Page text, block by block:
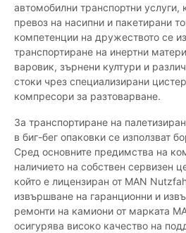
автомобилни транспортни услуги,
превоз на насипни и пакетирани
компетенции на дружеството се
транспортиране на инертни
варовик, зърнени култури и
стоки чрез специализирани
компресори за разтоварване.
За транспортиране на
в биг-бег опаковки се използват
Сред основните предимства на
наличието на собствен сервизен
който е лицензиран от MAN
извършване на гаранционни и
ремонти на камиони от марката
осигурява високо качество на